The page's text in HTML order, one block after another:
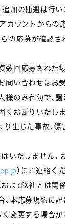
追加の抽選は行い
カウントからの
の応募が確認さ
数回応募された
問い合わせはお
のみ有効で、譲
くお断りいたし
生じた事故、傷
いたしません
）にご連絡く
よびX社とは関
、本応募規約に
く変更する場合が